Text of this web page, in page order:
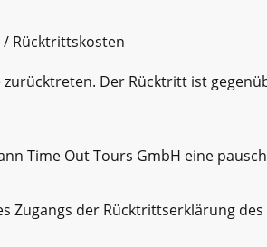
Rücktrittskosten
zurücktreten. Der Rücktritt ist
Time Out Tours GmbH eine
Zugangs der Rücktrittserklärung